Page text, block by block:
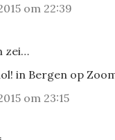
om 22:39
zei…
in Bergen op
om 23:15